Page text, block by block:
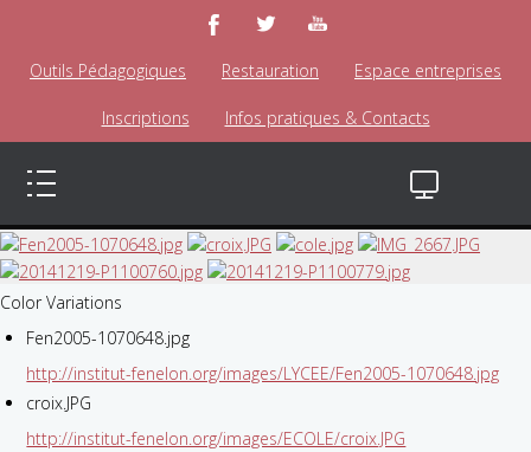
Outils Pédagogiques Restauration Espace entreprises
Inscriptions Infos pratiques & Contacts
Color Variations
Fen2005-1070648.jpg
http://institut-fenelon.org/images/LYCEE/Fen2005-1070648.jpg
croix.JPG
http://institut-fenelon.org/images/ECOLE/croix.JPG